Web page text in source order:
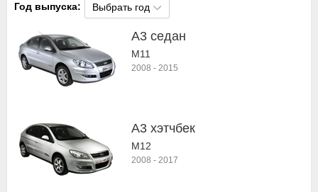
Год выпуска: Выбрать год
A3 седан
M11
2008 - 2015
A3 хэтчбек
M12
2008 - 2017